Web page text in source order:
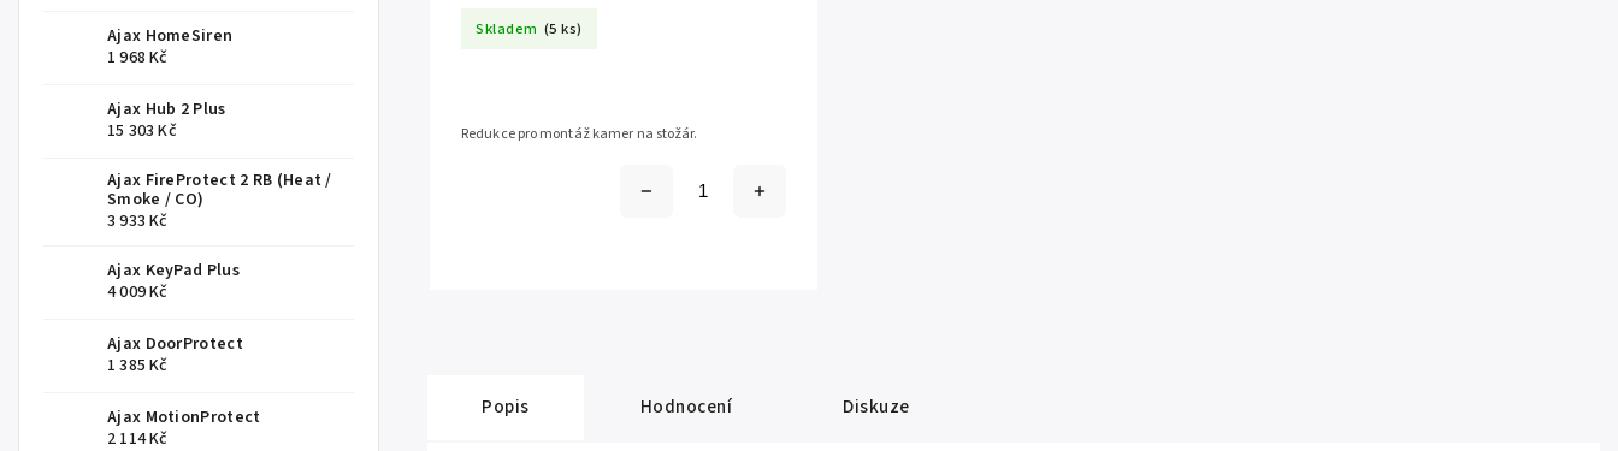
Ajax HomeSiren
1 968 Kč
Ajax Hub 2 Plus
15 303 Kč
Ajax FireProtect 2 RB (Heat /
Smoke / CO)
3 933 Kč
Ajax KeyPad Plus
4 009 Kč
Ajax DoorProtect
1 385 Kč
Ajax MotionProtect
2 114 Kč
Skladem (5 ks)
Redukce pro montáž kamer na stožár.
Popis Hodnocení Diskuze